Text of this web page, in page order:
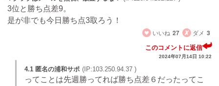
3位と勝ち点差9。
是が非でも今日勝ち点3取ろう！
いいね 27 ダメ 3
このコメントに返信
2024年07月14日 10:22
4.1 匿名の浦和サポ (IP:103.250.94.37 )
ってことは先週勝ってれば勝ち点差６だったってこ